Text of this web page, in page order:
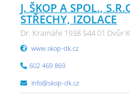
J. ŠKOP A SPOL.,
STŘECHY, IZOLACE
Dr. Kramáře 1938 544 01 Dvůr
www.skop-dk.cz
602 469 869
info@skop-dk.cz